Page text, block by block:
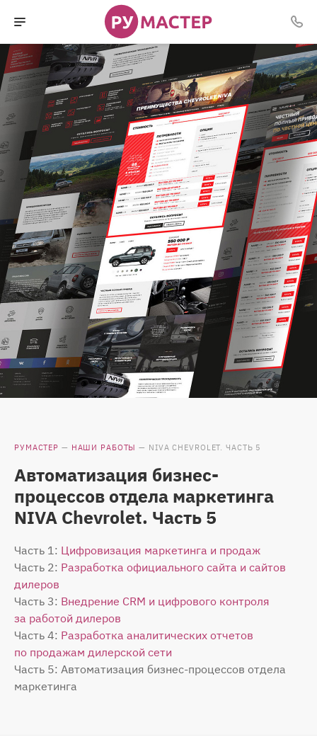
РУМАСТЕР — НАШИ РАБОТЫ — NIVA CHEVROLET. ЧАСТЬ 5
Автоматизация бизнес-
процессов отдела маркетинга
NIVA Chevrolet. Часть 5
Часть 1: Цифровизация маркетинга и продаж
Часть 2: Разработка официального сайта и сайтов
дилеров
Часть 3: Внедрение CRM и цифрового контроля
за работой дилеров
Часть 4: Разработка аналитических отчетов
по продажам дилерской сети
Часть 5: Автоматизация бизнес-процессов отдела
маркетинга